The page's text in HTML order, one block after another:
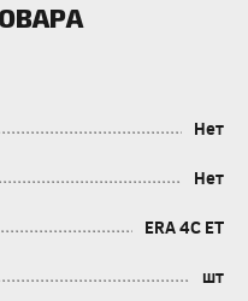
Нет
Нет
ERA 4С ЕТ
шт